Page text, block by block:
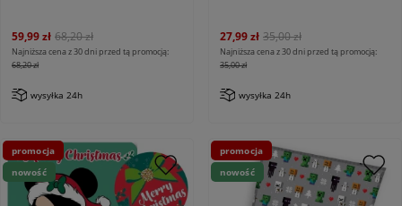
59,99 zł 68,20 zł
Najniższa cena z 30 dni przed tą promocją:
68,20 zł
wysyłka 24h
27,99 zł 35,00 zł
Najniższa cena z 30 dni przed tą promocją:
35,00 zł
wysyłka 24h
promocja
nowość
promocja
nowość